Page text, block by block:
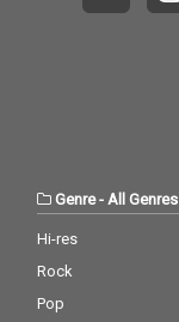
Genre-All Genres
Hi-res
Rock
Pop